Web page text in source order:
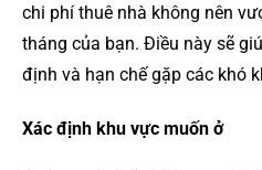
chi phí thuê nhà không nên
tháng của bạn. Điều này sẽ
định và hạn chế gặp các khó
Xác định khu vực muốn ở